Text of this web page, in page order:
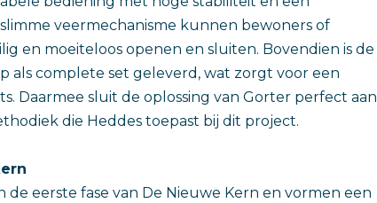
veermechanisme kunnen bewoners of
en moeiteloos openen en sluiten. Bovendien is de
als complete set geleverd, wat zorgt voor een
Daarmee sluit de oplossing van Gorter perfect aan
die Heddes toepast bij dit project.
eerste fase van De Nieuwe Kern en vormen een